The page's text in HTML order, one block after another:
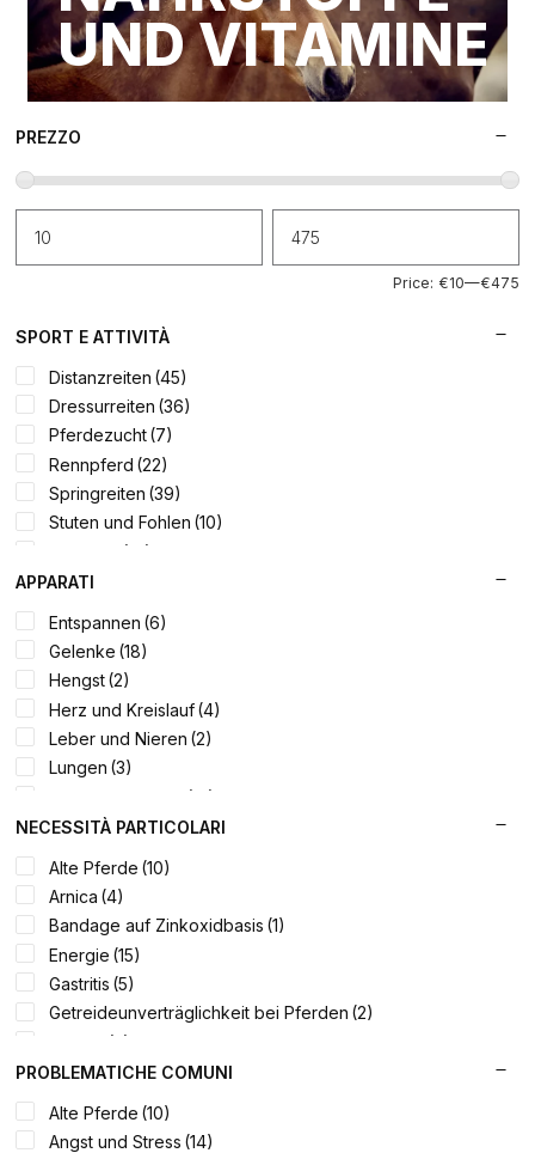
UND VITAMINE
PREZZO
Price: €10—€475
SPORT E ATTIVITÀ
Distanzreiten (45)
Dressurreiten (36)
Pferdezucht(7)
Rennpferd (22)
Springreiten (39)
Stuten und Fohlen (10)
(16)
Westernreiten
APPARATI
Entspannen (6)
Gelenke (18)
Hengst(2)
Herz und Kreislauf(4)
Leber und Nieren (2)
Lungen (3)
(13)
Mangimi (10)
Mantel und Haut
(1)
Muskeln
(19)
Pferdehufe
Reinigungsmittel
Sehne (2)
Unika Balls
NECESSITÀ PARTICOLARI
Alte Pferde (10)
Arnica (4)
Bandage auf Zinkoxidbasis (1)
Energie (15)
Gastritis (5)
Getreideunverträglichkeit bei Pferden (2)
(2)
Kein Doping(21)
Krankenhausaufenthalt und Postinterventionen
(7)
PROBLEMATICHE COMUNI
Alte Pferde (10)
Angst und Stress (14)